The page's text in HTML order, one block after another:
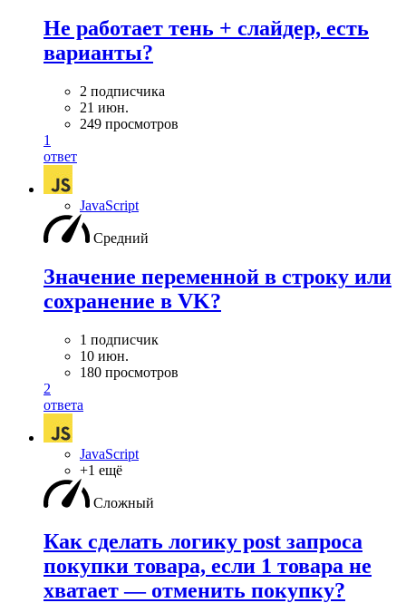
Не работает тень + слайдер, есть
варианты?
2 подписчика
21 июн.
249 просмотров
1
ответ
JavaScript
Средний
Значение переменной в строку или
сохранение в VK?
1 подписчик
10 июн.
180 просмотров
2
ответа
JavaScript
+1 ещё
Сложный
Как сделать логику post запроса
покупки товара, если 1 товара не
хватает — отменить покупку?